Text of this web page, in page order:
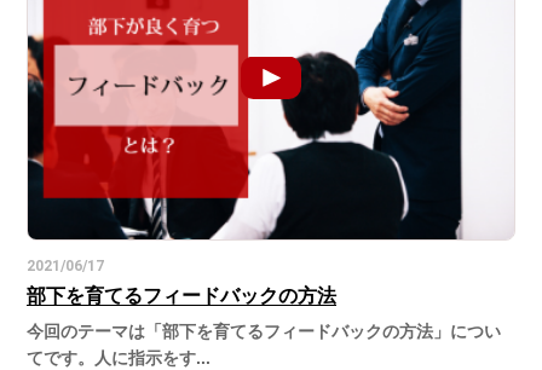
2021/06/17
部下を育てるフィードバックの方法
今回のテーマは「部下を育てるフィードバックの方法」につい
てです。人に指示をす...